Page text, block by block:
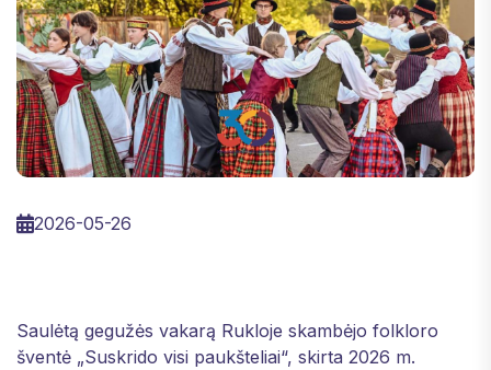
2026-05-26
Saulėtą gegužės vakarą Rukloje skambėjo folkloro
šventė „Suskrido visi paukšteliai“, skirta 2026 m.